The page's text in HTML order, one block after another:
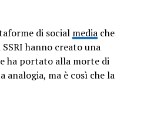
di social media che
hanno creato una
ha portato alla morte di
analogia, ma è così che la